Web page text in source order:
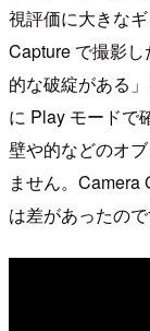
視評価に大きな
Capture で撮影
的な破綻がある
に Play モードで
壁や的などのオ
ません。Camera
は差があったので